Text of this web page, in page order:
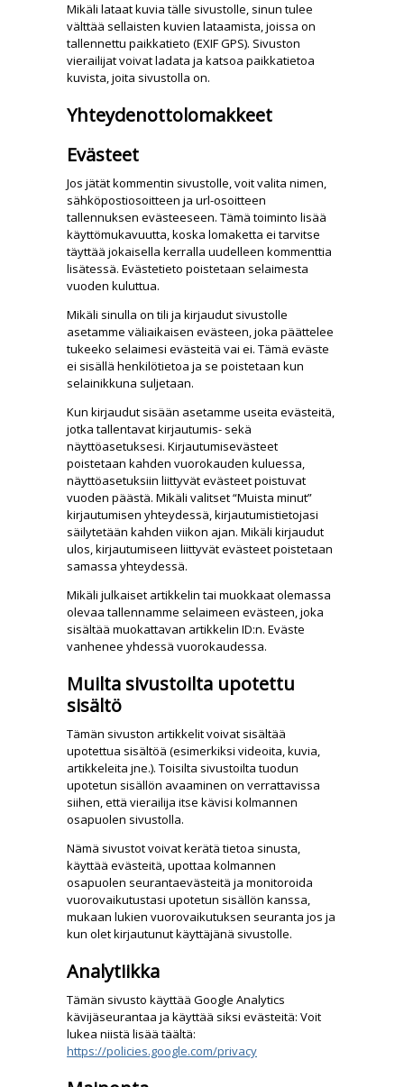
Mikäli lataat kuvia tälle sivustolle, sinun tulee
välttää sellaisten kuvien lataamista, joissa on
tallennettu paikkatieto (EXIF GPS). Sivuston
vierailijat voivat ladata ja katsoa paikkatietoa
kuvista, joita sivustolla on.
Yhteydenottolomakkeet
Evästeet
Jos jätät kommentin sivustolle, voit valita nimen,
sähköpostiosoitteen ja url-osoitteen
tallennuksen evästeeseen. Tämä toiminto lisää
käyttömukavuutta, koska lomaketta ei tarvitse
täyttää jokaisella kerralla uudelleen kommenttia
lisätessä. Evästetieto poistetaan selaimesta
vuoden kuluttua.
Mikäli sinulla on tili ja kirjaudut sivustolle
asetamme väliaikaisen evästeen, joka päättelee
tukeeko selaimesi evästeitä vai ei. Tämä eväste
ei sisällä henkilötietoa ja se poistetaan kun
selainikkuna suljetaan.
Kun kirjaudut sisään asetamme useita evästeitä,
jotka tallentavat kirjautumis- sekä
näyttöasetuksesi. Kirjautumisevästeet
poistetaan kahden vuorokauden kuluessa,
näyttöasetuksiin liittyvät evästeet poistuvat
vuoden päästä. Mikäli valitset “Muista minut”
kirjautumisen yhteydessä, kirjautumistietojasi
säilytetään kahden viikon ajan. Mikäli kirjaudut
ulos, kirjautumiseen liittyvät evästeet poistetaan
samassa yhteydessä.
Mikäli julkaiset artikkelin tai muokkaat olemassa
olevaa tallennamme selaimeen evästeen, joka
sisältää muokattavan artikkelin ID:n. Eväste
vanhenee yhdessä vuorokaudessa.
Muilta sivustoilta upotettu
sisältö
Tämän sivuston artikkelit voivat sisältää
upotettua sisältöä (esimerkiksi videoita, kuvia,
artikkeleita jne.). Toisilta sivustoilta tuodun
upotetun sisällön avaaminen on verrattavissa
siihen, että vierailija itse kävisi kolmannen
osapuolen sivustolla.
Nämä sivustot voivat kerätä tietoa sinusta,
käyttää evästeitä, upottaa kolmannen
osapuolen seurantaevästeitä ja monitoroida
vuorovaikutustasi upotetun sisällön kanssa,
mukaan lukien vuorovaikutuksen seuranta jos ja
kun olet kirjautunut käyttäjänä sivustolle.
Analytiikka
Tämän sivusto käyttää Google Analytics
kävijäseurantaa ja käyttää siksi evästeitä: Voit
lukea niistä lisää täältä:
https://policies.google.com/privacy